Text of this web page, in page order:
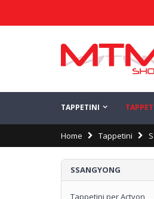
TAPPETINI
Home Tappetini
SSANGYONG
Tappetini per Actyon